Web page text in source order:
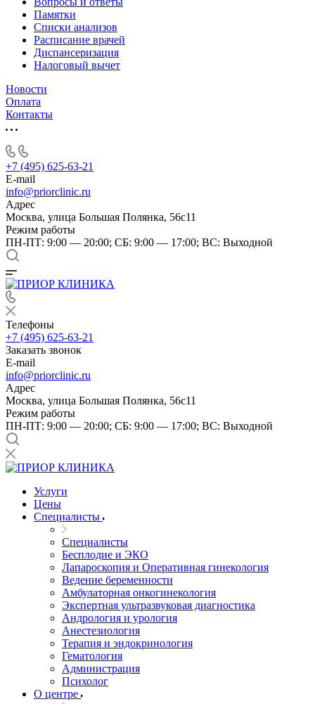
Памятки
Списки анализов
Расписание врачей
Диспансеризация
Налоговый вычет
Новости
Оплата
Контакты
+7 (495) 625-63-21
E-mail
info@priorclinic.ru
Адрес
Москва, улица Большая Полянка, 56с11
Режим работы
ПН-ПТ: 9:00 — 20:00; СБ: 9:00 — 17:00; ВС: Выходной
Телефоны
+7 (495) 625-63-21
Заказать звонок
E-mail
info@priorclinic.ru
Адрес
Москва, улица Большая Полянка, 56с11
Режим работы
ПН-ПТ: 9:00 — 20:00; СБ: 9:00 — 17:00; ВС: Выходной
Услуги
Цены
Специалисты
Специалисты
Бесплодие и ЭКО
Лапароскопия и Оперативная гинекология
Ведение беременности
Амбулаторная онкогинекология
Экспертная ультразвуковая диагностика
Андрология и урология
Анестезиология
Терапия и эндокринология
Гематология
Администрация
Психолог
О центре